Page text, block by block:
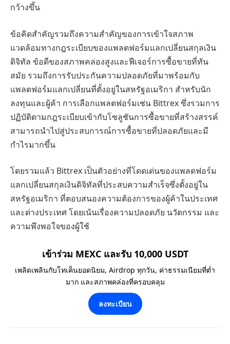
กว้างขึ้น
ข้อคิดสำคัญรวมถึงความสำคัญของการเข้าใจสภาพ
แวดล้อมทางกฎระเบียบของแพลตฟอร์มแลกเปลี่ยนสกุลเงิน
ดิจิทัล ข้อดีของสภาพคล่องสูงและฟีเจอร์การซื้อขายที่ทัน
สมัย รวมถึงการรับประกันความปลอดภัยที่มาพร้อมกับ
แพลตฟอร์มแลกเปลี่ยนที่ตั้งอยู่ในสหรัฐอเมริกา สำหรับนัก
ลงทุนและผู้ค้า การเลือกแพลตฟอร์มเช่น Bittrex ซึ่งรวมการ
ปฏิบัติตามกฎระเบียบเข้ากับโซลูชันการซื้อขายที่สร้างสรรค์
สามารถนำไปสู่ประสบการณ์การซื้อขายที่ปลอดภัยและมี
กำไรมากขึ้น
โดยรวมแล้ว Bittrex เป็นตัวอย่างที่โดดเด่นของแพลตฟอร์ม
แลกเปลี่ยนสกุลเงินดิจิทัลที่ประสบความสำเร็จซึ่งตั้งอยู่ใน
สหรัฐอเมริกา ที่ตอบสนองความต้องการของผู้ค้าในประเทศ
และต่างประเทศ โดยเน้นเรื่องความปลอดภัย นวัตกรรม และ
ความพึงพอใจของผู้ใช้
เข้าร่วม MEXC และรับ 10,000 USDT
เพลิดเพลินกับโทเค็นยอดนิยม, Airdrop ทุกวัน, ค่าธรรมเนียมที่ต่ำ
มาก และสภาพคล่องที่ครอบคลุม
ลงทะเบียน